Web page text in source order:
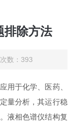
排除方法
数：393
用于化学、医药、
量分析，其运行稳
液相色谱仪结构复